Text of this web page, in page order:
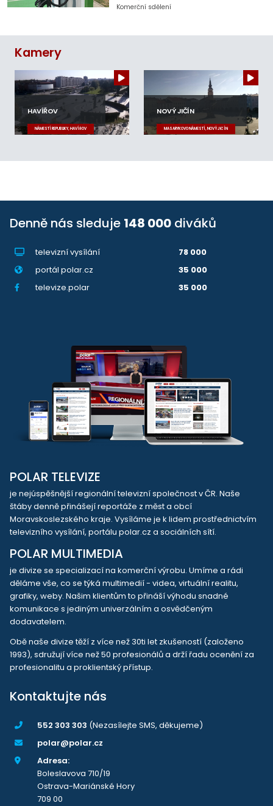
Komerční sdělení
Kamery
HAVÍŘOV
NÁMĚSTÍ REPUBLIKY, HAVÍŘOV
NOVÝ JIČÍN
MASARYKOVO NÁMĚSTÍ, NOVÝ JIČÍN
Denně nás sleduje 148 000 diváků
televizní vysílání
78 000
portál polar.cz
35 000
televize.polar
35 000
POLAR TELEVIZE
je nejúspěšnější regionální televizní společnost v ČR. Naše
štáby denně přinášejí reportáže z měst a obcí
Moravskoslezského kraje. Vysíláme je k lidem prostřednictvím
televizního vysílání, portálu polar.cz a sociálních sítí.
POLAR MULTIMEDIA
je divize se specializací na komerční výrobu. Umíme a rádi
děláme vše, co se týká multimedií - videa, virtuální realitu,
grafiky, weby. Našim klientům to přináší výhodu snadné
komunikace s jediným univerzálním a osvědčeným
dodavatelem.
Obě naše divize těží z více než 30ti let zkušeností (založeno
1993), sdružují více než 50 profesionálů a drží řadu ocenění za
profesionalitu a proklientský přístup.
Kontaktujte nás
552 303 303 (Nezasílejte SMS, děkujeme)
polar@polar.cz
Adresa:
Boleslavova 710/19
Ostrava-Mariánské Hory
709 00